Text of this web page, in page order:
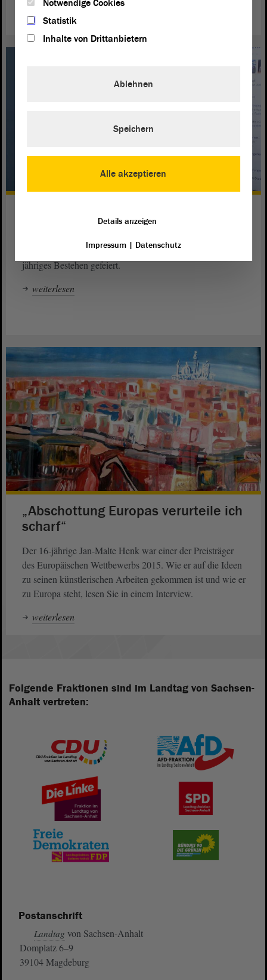
Die Europäische Bewegung Sachsen-Anhalt hat ihr 20-
jähriges Bestehen gefeiert.
weiterlesen
„Abschottung Europas verurteile ich
scharf“
Der 16-jährige Jan-Malte Henk war einer der Preisträger
des Europäischen Wettbewerbs 2015. Wie er auf die Ideen
zu seinen künstlerischen Arbeiten gekommen ist und wie er
zu Europa steht, lesen Sie in einem Interview.
weiterlesen
Folgende Fraktionen sind im Landtag von Sachsen-
Anhalt vertreten:
Postanschrift
Landtag von Sachsen-Anhalt
Domplatz 6–9
39104 Magdeburg
Notwendige Cookies
Statistik
Inhalte von Drittanbietern
Alle akzeptieren
Ablehnen
Speichern
Details anzeigen
Impressum| Datenschutz